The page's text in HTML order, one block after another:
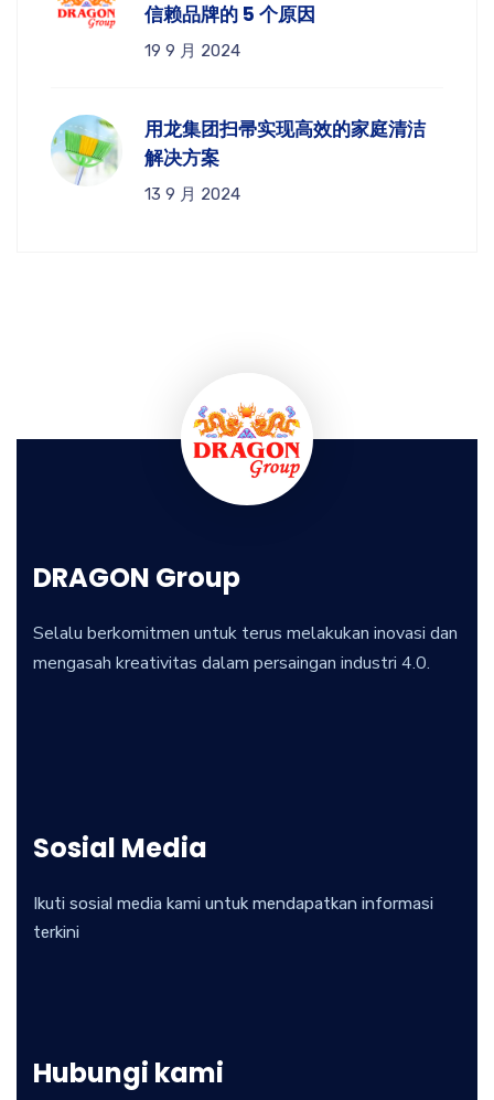
信赖品牌的 5 个原因
19 9 月 2024
用龙集团扫帚实现高效的家庭清洁
解决方案
13 9 月 2024
DRAGON Group
Selalu berkomitmen untuk terus melakukan inovasi dan
mengasah kreativitas dalam persaingan industri 4.0.
Sosial Media
Ikuti sosial media kami untuk mendapatkan informasi
terkini
Hubungi kami